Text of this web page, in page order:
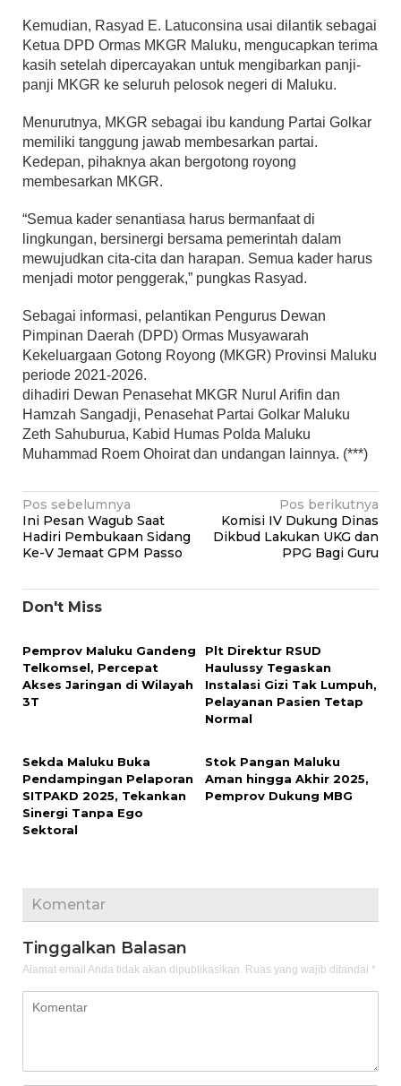
Kemudian, Rasyad E. Latuconsina usai dilantik sebagai
Ketua DPD Ormas MKGR Maluku, mengucapkan terima
kasih setelah dipercayakan untuk mengibarkan panji-
panji MKGR ke seluruh pelosok negeri di Maluku.
Menurutnya, MKGR sebagai ibu kandung Partai Golkar
memiliki tanggung jawab membesarkan partai.
Kedepan, pihaknya akan bergotong royong
membesarkan MKGR.
“Semua kader senantiasa harus bermanfaat di
lingkungan, bersinergi bersama pemerintah dalam
mewujudkan cita-cita dan harapan. Semua kader harus
menjadi motor penggerak,” pungkas Rasyad.
Sebagai informasi, pelantikan Pengurus Dewan
Pimpinan Daerah (DPD) Ormas Musyawarah
Kekeluargaan Gotong Royong (MKGR) Provinsi Maluku
periode 2021-2026.
dihadiri Dewan Penasehat MKGR Nurul Arifin dan
Hamzah Sangadji, Penasehat Partai Golkar Maluku
Zeth Sahuburua, Kabid Humas Polda Maluku
Muhammad Roem Ohoirat dan undangan lainnya. (***)
Navigasi
pos
Pos sebelumnya
Ini Pesan Wagub Saat
Hadiri Pembukaan Sidang
Ke-V Jemaat GPM Passo
Pos berikutnya
Komisi IV Dukung Dinas
Dikbud Lakukan UKG dan
PPG Bagi Guru
Don't Miss
Pemprov Maluku Gandeng
Telkomsel, Percepat
Akses Jaringan di Wilayah
3T
Plt Direktur RSUD
Haulussy Tegaskan
Instalasi Gizi Tak Lumpuh,
Pelayanan Pasien Tetap
Normal
Sekda Maluku Buka
Pendampingan Pelaporan
SITPAKD 2025, Tekankan
Sinergi Tanpa Ego
Sektoral
Stok Pangan Maluku
Aman hingga Akhir 2025,
Pemprov Dukung MBG
Komentar
Tinggalkan Balasan
Alamat email Anda tidak akan dipublikasikan. Ruas yang wajib ditandai *